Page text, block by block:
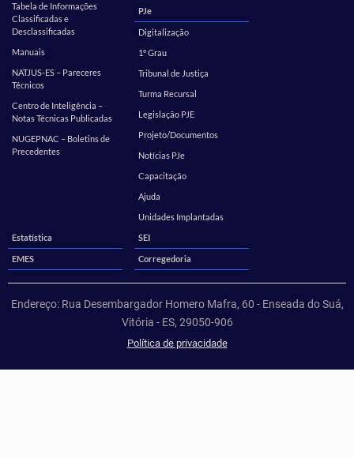
Tabela de Informações
Classificadas e
Desclassificadas
Manuais
NATJUS-ES – Pareceres
Técnicos
Centro de Inteligência –
Notas Técnicas Publicadas
NUGEPNAC – Boletins de
Precedentes
PJe
Digitalização
1º Grau
Tribunal de Justiça
Turma Recursal
Legislação PJE
Projeto/Documentos
Notícias PJe
Capacitação
Ajuda
Unidades Implantadas
Estatística
SEI
EMES Corregedoria
Endereço: Rua Desembargador Homero Mafra, 60 - Enseada do Suá,
Vitória - ES, 29050-906
Política de privacidade